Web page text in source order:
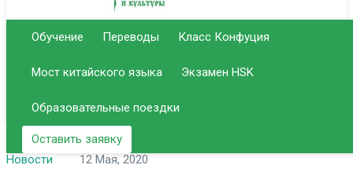
Позвонить
образования
+7 (8452) 51-
переводов
+7 (8452) 50-
Обучение Переводы Класс Конфуция
Мост китайского языка Экзамен HSK
Образовательные поездки
Оставить заявку
Новости
12 Мая, 2020